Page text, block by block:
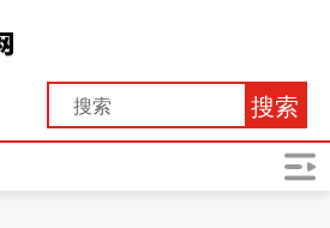
搜索